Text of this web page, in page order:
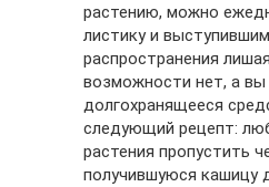
растению, можно
листику и
распространения
возможности нет, а вы
долгохранящееся
следующий рецепт:
растения пропустить
получившуюся кашицу